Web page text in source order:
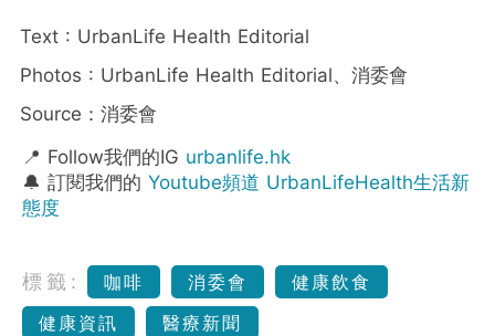
Text : UrbanLife Health Editorial
Photos : UrbanLife Health Editorial、消委會
Source：消委會
📍 Follow我們的IG urbanlife.hk
🔔 訂閱我們的 Youtube頻道 UrbanLifeHealth生活新
態度
標籤: 咖啡 消委會
健康飲食
健康資訊
醫療新聞